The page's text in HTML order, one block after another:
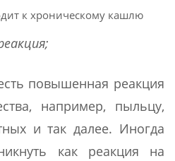
к хроническому кашлю
повышенная реакция
например, пыльцу,
и так далее. Иногда
как реакция на